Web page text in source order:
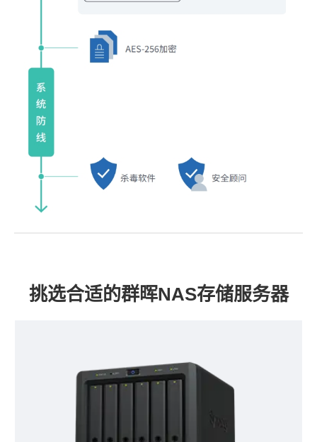
挑选合适的群晖NAS存储服务器